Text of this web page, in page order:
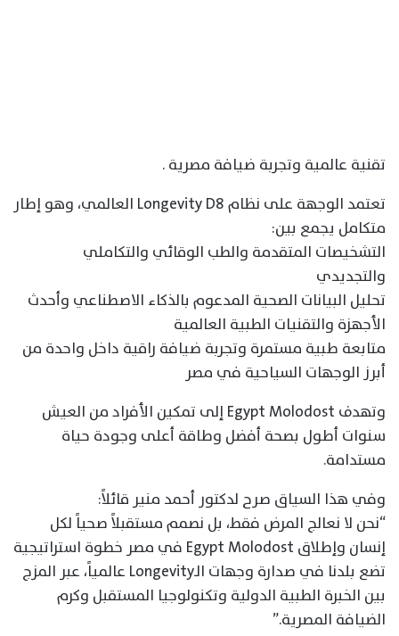
تقنية عالمية وتجربة ضيافة مصرية .
تعتمد الوجهة على نظام Longevity D8 العالمي، وهو إطار
متكامل يجمع بين:
التشخيصات المتقدمة والطب الوقائي والتكاملي
والتجديدي
تحليل البيانات الصحية المدعوم بالذكاء الاصطناعي وأحدث
الأجهزة والتقنيات الطبية العالمية
متابعة طبية مستمرة وتجربة ضيافة راقية داخل واحدة من
أبرز الوجهات السياحية في مصر
وتهدف Egypt Molodost إلى تمكين الأفراد من العيش
سنوات أطول بصحة أفضل وطاقة أعلى وجودة حياة
مستدامة.
وفي هذا السياق صرح لدكتور أحمد منير قائلاً:
“نحن لا نعالج المرض فقط، بل نصمم مستقبلاً صحياً لكل
إنسان وإطلاق Egypt Molodost في مصر خطوة استراتيجية
تضع بلدنا في صدارة وجهات الـLongevity عالمياً، عبر المزج
بين الخبرة الطبية الدولية وتكنولوجيا المستقبل وكرم
الضيافة المصرية.”